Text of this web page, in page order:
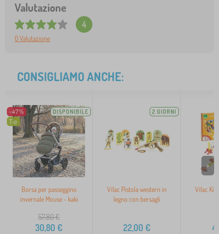
Valutazione
4
0 Valutazione
CONSIGLIAMO ANCHE:
-47%
Tip
DISPONIBILE
Borsa per passeggino
invernale Mouse - kaki
57,80€
30,80 €
2 GIORNI
Vilac Pistola western in
legno con bersagli
22,00 €
Vilac Kit
>